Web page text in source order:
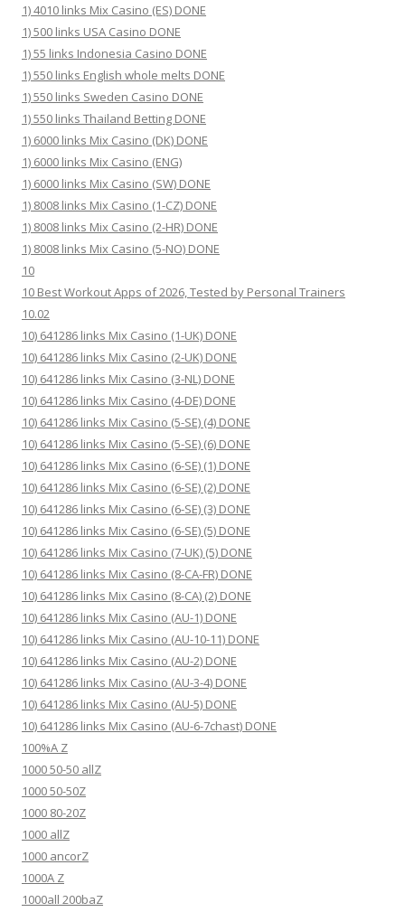
1) 4010 links Mix Casino (ES) DONE
1) 500 links USA Casino DONE
1) 55 links Indonesia Casino DONE
1) 550 links English whole melts DONE
1) 550 links Sweden Casino DONE
1) 550 links Thailand Betting DONE
1) 6000 links Mix Casino (DK) DONE
1) 6000 links Mix Casino (ENG)
1) 6000 links Mix Casino (SW) DONE
1) 8008 links Mix Casino (1-CZ) DONE
1) 8008 links Mix Casino (2-HR) DONE
1) 8008 links Mix Casino (5-NO) DONE
10
10 Best Workout Apps of 2026, Tested by Personal Trainers
10.02
10) 641286 links Mix Casino (1-UK) DONE
10) 641286 links Mix Casino (2-UK) DONE
10) 641286 links Mix Casino (3-NL) DONE
10) 641286 links Mix Casino (4-DE) DONE
10) 641286 links Mix Casino (5-SE) (4) DONE
10) 641286 links Mix Casino (5-SE) (6) DONE
10) 641286 links Mix Casino (6-SE) (1) DONE
10) 641286 links Mix Casino (6-SE) (2) DONE
10) 641286 links Mix Casino (6-SE) (3) DONE
10) 641286 links Mix Casino (6-SE) (5) DONE
10) 641286 links Mix Casino (7-UK) (5) DONE
10) 641286 links Mix Casino (8-CA-FR) DONE
10) 641286 links Mix Casino (8-CA) (2) DONE
10) 641286 links Mix Casino (AU-1) DONE
10) 641286 links Mix Casino (AU-10-11) DONE
10) 641286 links Mix Casino (AU-2) DONE
10) 641286 links Mix Casino (AU-3-4) DONE
10) 641286 links Mix Casino (AU-5) DONE
10) 641286 links Mix Casino (AU-6-7chast) DONE
100%A Z
1000 50-50 allZ
1000 50-50Z
1000 80-20Z
1000 allZ
1000 ancorZ
1000A Z
1000all 200baZ